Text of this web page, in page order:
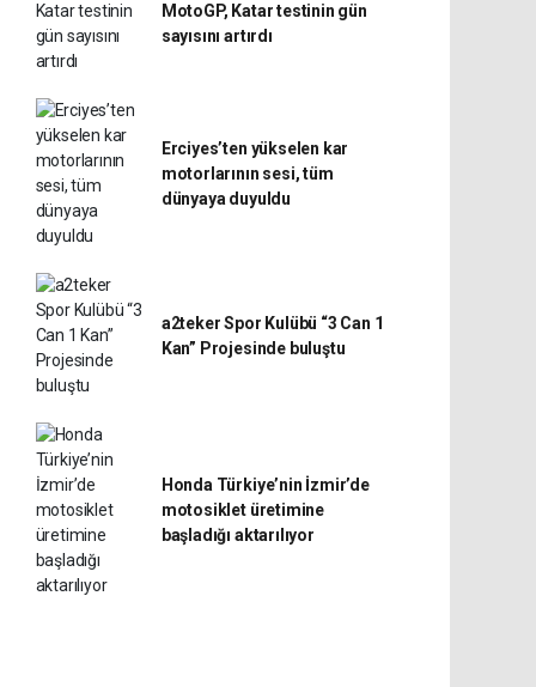
MotoGP, Katar testinin gün
sayısını artırdı
Erciyes’ten yükselen kar
motorlarının sesi, tüm
dünyaya duyuldu
a2teker Spor Kulübü “3 Can 1
Kan” Projesinde buluştu
Honda Türkiye’nin İzmir’de
motosiklet üretimine
başladığı aktarılıyor